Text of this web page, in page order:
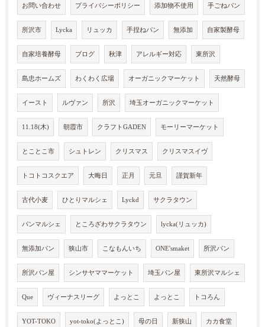
お問い合わせ プライバシーポリシー 添加物不使用 手ごねパン
所沢市 Lycka リュッカ 手捏ねパン 無添加 自家製酵母
自家培養酵母 ブログ 秋津 アレルギー対応 東所沢
島忠ホームズ わくわく広場 オーガニックマーケット 天然酵母
イースト ルヴァン 所沢 埼玉オーガニックマーケット
11.18(木) 朝霞市 クラフトGADEN モーリーマーケット
とことこ市 シュトレン クリスマス クリスマスイヴ
トコトコスクエア 大晦日 正月 元旦 謹賀新年
古代小麦 ひとりマルシェ Lyckd サクラタウン
パンマルシェ ところざわサクラタウン lycka(リュッカ)
無添加パン 狭山市 こなもんいち ONE'smaket 所沢パン
所沢パン屋 シンサヤママーケット 埼玉パン屋 東所沢マルシェ
Que ヴィーナスリーグ よっとこ よっとこ トコろん
YOT-TOKO yot-toko(よっとこ) 母の日 新狭山 カカ食堂